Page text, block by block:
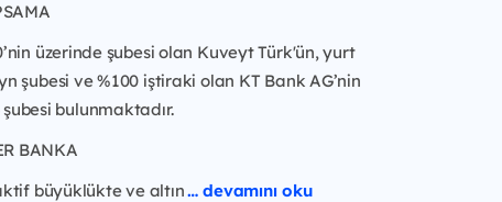
üzerinde şubesi olan Kuveyt Türk'ün, yurt
şubesi ve %100 iştiraki olan KT Bank AG’nin
bulunmaktadır.
BANKA
büyüklükte ve altın… devamını oku